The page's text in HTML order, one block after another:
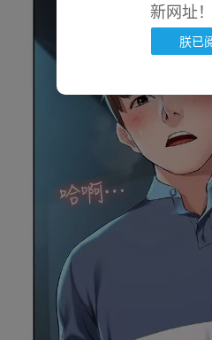
新网址！
朕已